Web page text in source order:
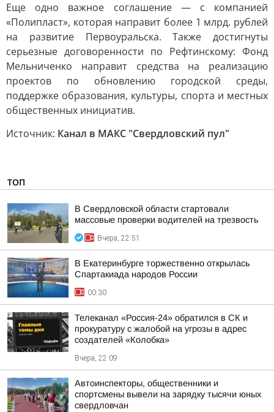
Еще одно важное соглашение — с компанией
«Полипласт», которая направит более 1 млрд. рублей
на развитие Первоуральска. Также достигнуты
серьезные договоренности по Рефтинскому: Фонд
Мельниченко направит средства на реализацию
проектов по обновлению городской среды,
поддержке образования, культуры, спорта и местных
общественных инициатив.
Источник: Канал в МАКС "Свердловский пул"
ТОП
В Свердловской области стартовали
массовые проверки водителей на трезвость
Вчера, 22:51
В Екатеринбурге торжественно открылась
Спартакиада народов России
00:30
Телеканал «Россия-24» обратился в СК и
прокуратуру с жалобой на угрозы в адрес
создателей «Колобка»
Вчера, 22:09
Автоинспекторы, общественники и
спортсмены вывели на зарядку тысячи юных
свердловчан